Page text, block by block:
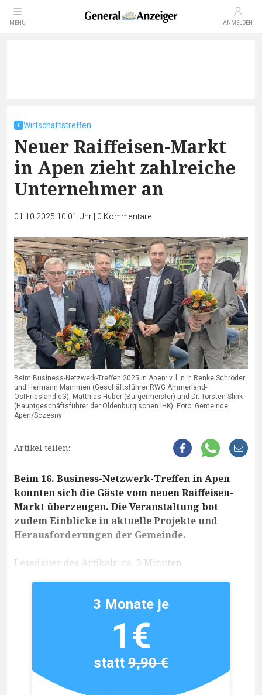
MENÜ ANMELDEN
Wirtschaftstreffen
Neuer Raiffeisen-Markt
in Apen zieht zahlreiche
Unternehmer an
01.10.2025 10:01 Uhr| 0 Kommentare
Beim Business-Netzwerk-Treffen 2025 in Apen: v. l. n. r. Renke Schröder
und Hermann Mammen (Geschäftsführer RWG Ammerland-
OstFriesland eG), Matthias Huber (Bürgermeister) und Dr. Torsten Slink
(Hauptgeschäftsführer der Oldenburgischen IHK). Foto: Gemeinde
Apen/Sczesny
Artikel teilen:
Beim 16. Business-Netzwerk-Treffen in Apen
konnten sich die Gäste vom neuen Raiffeisen-
Markt überzeugen. Die Veranstaltung bot
zudem Einblicke in aktuelle Projekte und
Herausforderungen der Gemeinde.
Lesedauer des Artikels: ca. 3 Minuten
3 Monate je
1€
statt9,90 €